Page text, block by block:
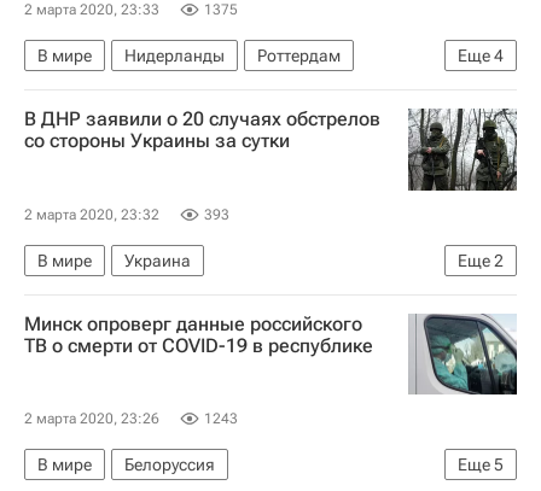
2 марта 2020, 23:33 1375
Еще4
В мире Нидерланды
Роттердам
Игорь Матвиенко
Little Big
Евровидение-2020
Россия
В ДНР заявили о 20 случаях обстрелов
со стороны Украины за сутки
2 марта 2020, 23:32 393
Еще2
В мире
Украина
Донецкая Народная Республика
Ситуация в ДНР и ЛНР
Минск опроверг данные российского
ТВ о смерти от COVID-19 в республике
2 марта 2020, 23:26 1243
Еще5
В мире
Белоруссия